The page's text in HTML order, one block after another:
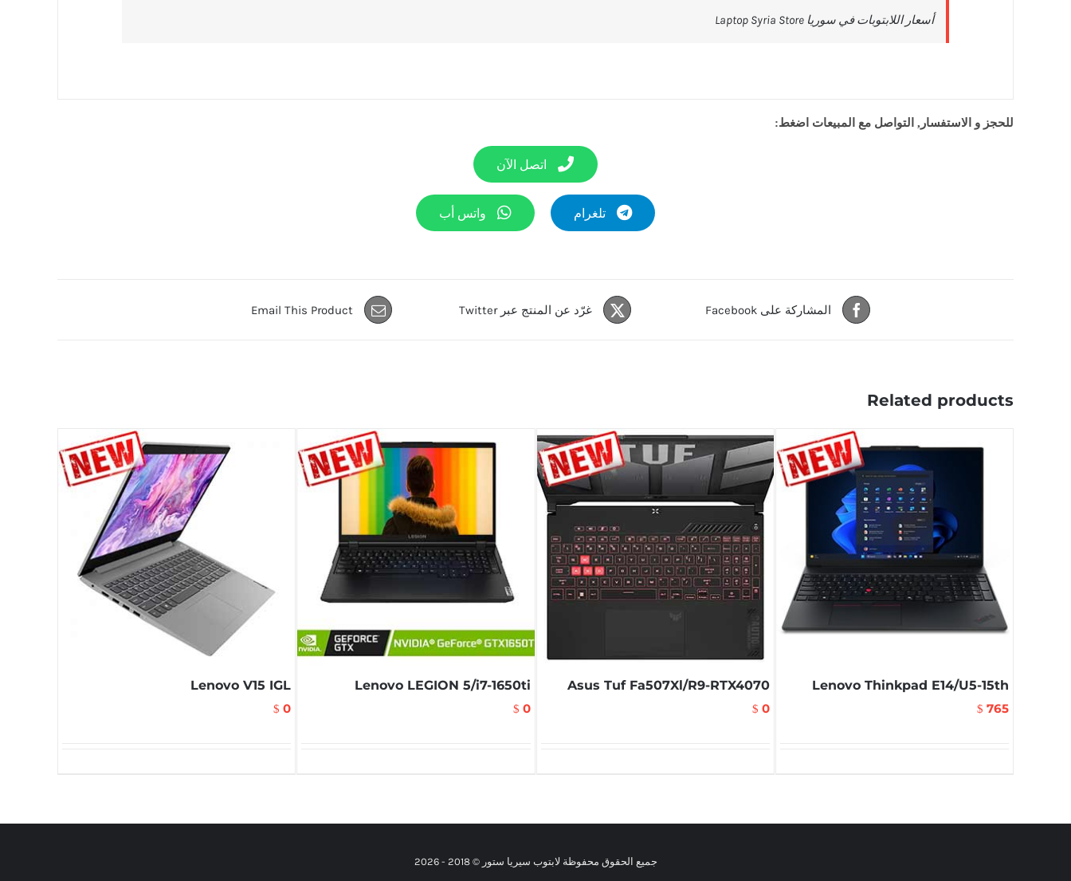
للحجز و الاستفسار, التواصل مع المبيعات اضغط:
اتصل الآن
تلغرام واتس أب
المشاركة على Facebook غرّد عن المنتج عبر Twitter Email This Product
Related products
Lenovo Thinkpad E14/U5-15th
$ 765
Asus Tuf Fa507Xl/R9-RTX4070
$ 0
Lenovo LEGION 5/i7-1650ti
$ 0
Lenovo V15 IGL
$ 0
جميع الحقوق محفوظة لابتوب سيريا ستور © 2018 - 2026